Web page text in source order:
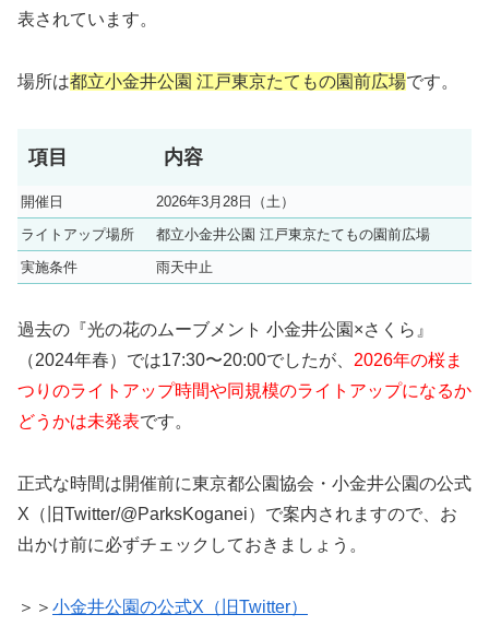
表されています。
場所は都立小金井公園 江戸東京たてもの園前広場です。
項目 内容
開催日
2026年3月28日（土）
ライトアップ場所
都立小金井公園 江戸東京たてもの園前広場
実施条件
雨天中止
過去の『光の花のムーブメント 小金井公園×さくら』
（2024年春）では17:30〜20:00でしたが、 2026年の桜ま
つりのライトアップ時間や同規模のライトアップになるか
どうかは未発表です。
正式な時間は開催前に東京都公園協会・小金井公園の公式
X（旧Twitter/@ParksKoganei）で案内されますので、お
出かけ前に必ずチェックしておきましょう。
＞＞ 小金井公園の公式X（旧Twitter）